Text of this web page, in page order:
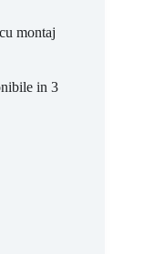
montaj
in 3